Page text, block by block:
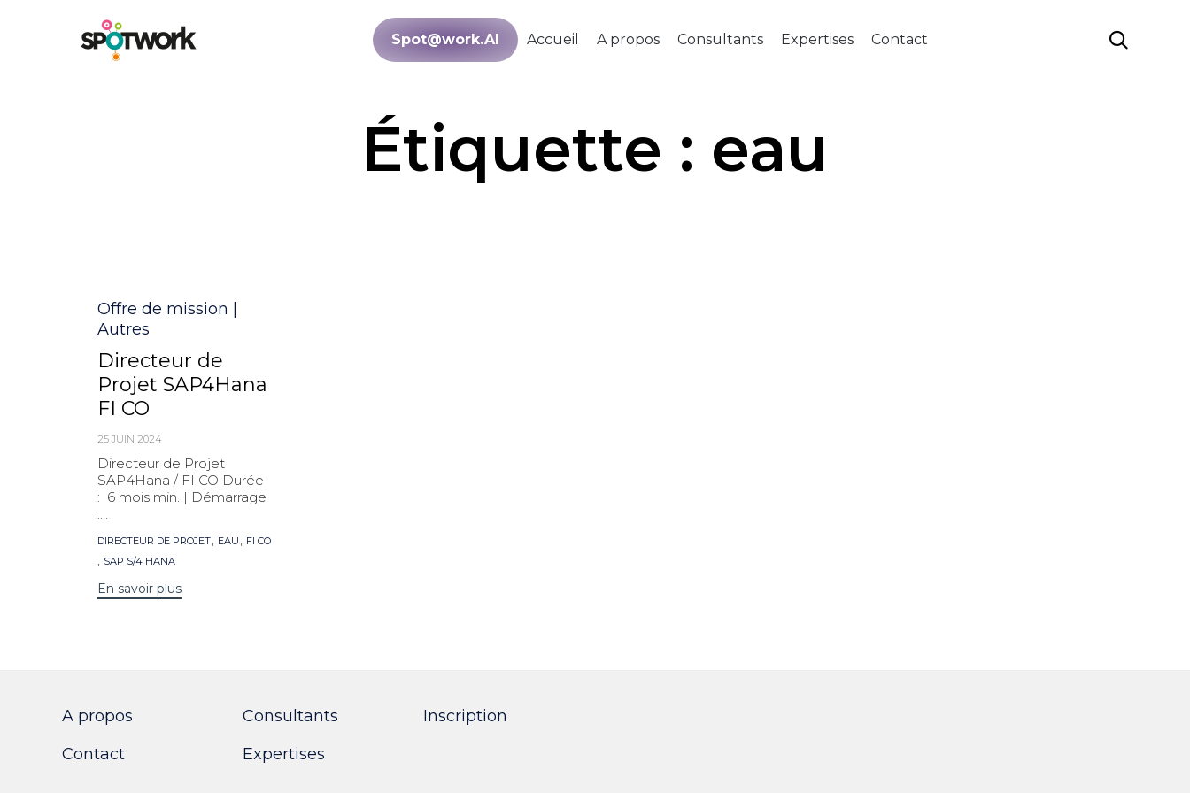
Spot@work.AI Accueil A propos Consultants Expertises Contact 
Étiquette : eau
Catégorie
Offre de mission |
Autres
Directeur de
Projet SAP4Hana
FI CO
25 JUIN 2024
Directeur de Projet
SAP4Hana / FI CO Durée
: 6 mois min. | Démarrage
:...
Mots
clés
DIRECTEUR DE PROJET, EAU , FI CO
, SAP S/4 HANA
En savoir plus
A propos
Contact
Consultants
Expertises
Inscription